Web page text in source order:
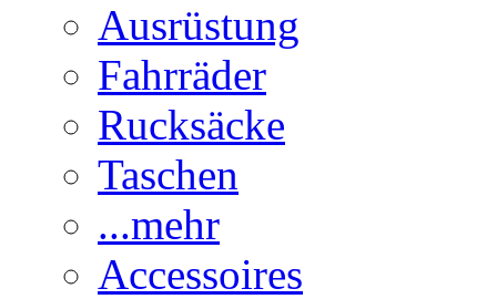
Ausrüstung
Fahrräder
Rucksäcke
Taschen
...mehr
Accessoires